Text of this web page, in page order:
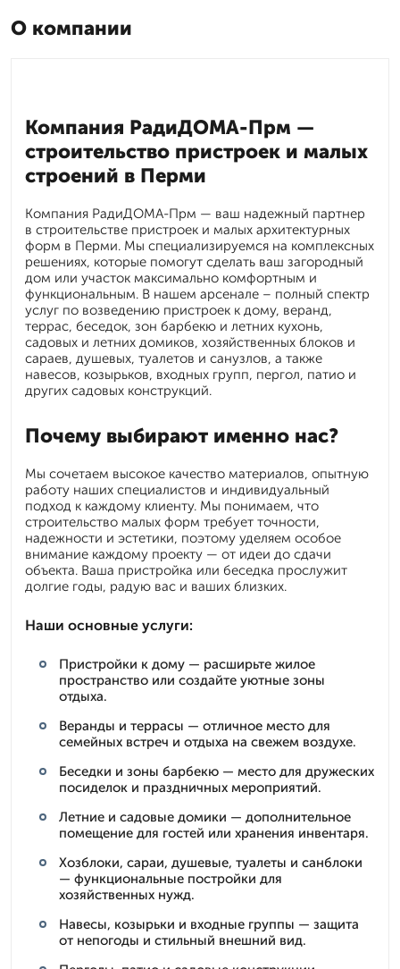
О компании
Компания РадиДОМА-Прм —
строительство пристроек и малых
строений в Перми
Компания РадиДОМА-Прм — ваш надежный партнер
в строительстве пристроек и малых архитектурных
форм в Перми. Мы специализируемся на комплексных
решениях, которые помогут сделать ваш загородный
дом или участок максимально комфортным и
функциональным. В нашем арсенале – полный спектр
услуг по возведению пристроек к дому, веранд,
террас, беседок, зон барбекю и летних кухонь,
садовых и летних домиков, хозяйственных блоков и
сараев, душевых, туалетов и санузлов, а также
навесов, козырьков, входных групп, пергол, патио и
других садовых конструкций.
Почему выбирают именно нас?
Мы сочетаем высокое качество материалов, опытную
работу наших специалистов и индивидуальный
подход к каждому клиенту. Мы понимаем, что
строительство малых форм требует точности,
надежности и эстетики, поэтому уделяем особое
внимание каждому проекту — от идеи до сдачи
объекта. Ваша пристройка или беседка прослужит
долгие годы, радую вас и ваших близких.
Наши основные услуги:
Пристройки к дому — расширьте жилое
пространство или создайте уютные зоны
отдыха.
Веранды и террасы — отличное место для
семейных встреч и отдыха на свежем воздухе.
Беседки и зоны барбекю — место для дружеских
посиделок и праздничных мероприятий.
Летние и садовые домики — дополнительное
помещение для гостей или хранения инвентаря.
Хозблоки, сараи, душевые, туалеты и санблоки
— функциональные постройки для
хозяйственных нужд.
Навесы, козырьки и входные группы — защита
от непогоды и стильный внешний вид.